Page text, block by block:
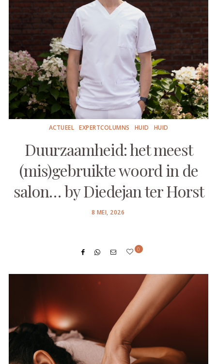
ACTUEEL EXPERTCOLUMNS HUID HUID
Duurzaamheid: het meest
(mis)gebruikte woord in de
salon… by Diedejan ter Horst
POSTED
8 MEI, 2026
0